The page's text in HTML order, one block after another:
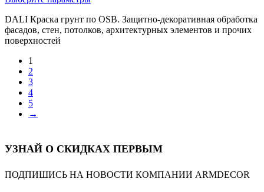
213,00 ₽
–
имеет
несколько
DALI Краска грунт по OSB. Защитно-декоративная обработка
фасадов, стен, потолков, архитектурных элементов и прочих
поверхностей
1
2
3
4
5
→
УЗНАЙ О СКИДКАХ ПЕРВЫМ
ПОДПИШИСЬ НА НОВОСТИ КОМПАНИИ ARMDECOR